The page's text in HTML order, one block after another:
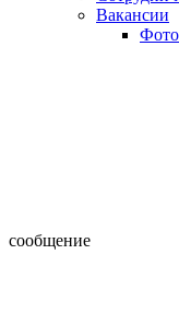
Вакансии
сообщение